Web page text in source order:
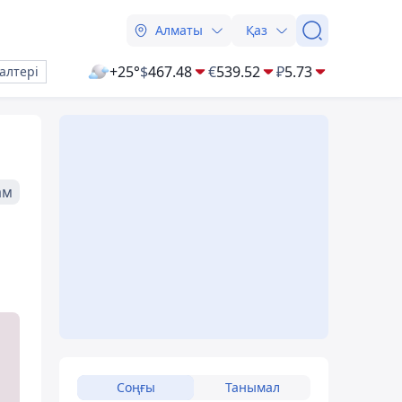
Алматы Қаз
+25°$467.48 €539.52 ₽5.73
Соңғы Танымал